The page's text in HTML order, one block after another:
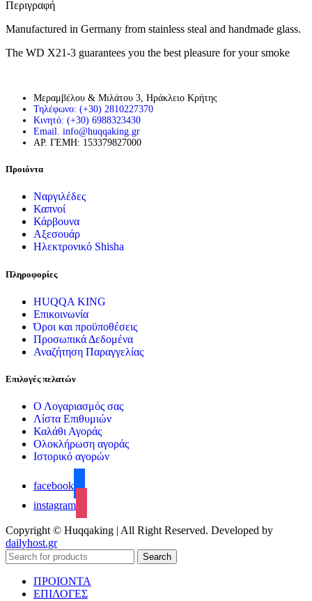
Περιγραφή
Manufactured in Germany from stainless steal and handmade glass.
The WD X21-3 guarantees you the best pleasure for your smoke
Μεραμβέλου & Μιλάτου 3, Ηράκλειο Κρήτης
Τηλέφωνο: (+30) 2810227370
Κινητό: (+30) 6988323430
Email. info@huqqaking.gr
ΑΡ. ΓΕΜΗ: 153379827000
Προιόντα
Ναργιλέδες
Καπνοί
Κάρβουνα
Αξεσουάρ
Ηλεκτρονικό Shisha
Πληροφορίες
HUQQA KING
Επικοινωνία
Όροι και προϋποθέσεις
Προσωπικά Δεδομένα
Αναζήτηση Παραγγελίας
Επιλογές πελατών
Ο Λογαριασμός σας
Λίστα Επιθυμιών
Καλάθι Αγοράς
Ολοκλήρωση αγοράς
Ιστορικό αγορών
facebook
instagram
Copyright © Huqqaking | All Right Reserved. Developed by
dailyhost.gr
Search
ΠΡΟΙΟΝΤΑ
ΕΠΙΛΟΓΕΣ